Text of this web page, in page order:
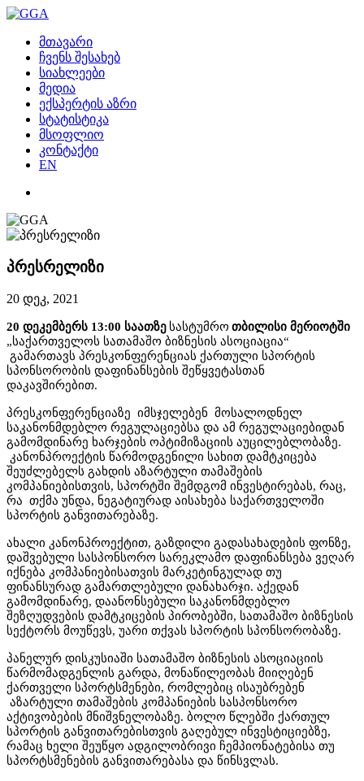
მთავარი
ჩვენს შესახებ
სიახლეები
მედია
ექსპერტის აზრი
სტატისტიკა
მსოფლიო
კონტაქტი
EN
პრესრელიზი
20 დეკ, 2021
20 დეკემბერს 13:00 საათზე სასტუმრო თბილისი მერიოტში
„საქართველოს სათამაშო ბიზნესის ასოციაცია“
გამართავს პრესკონფერენციას ქართული სპორტის
სპონსორობის დაფინანსების შეწყვეტასთან
დაკავშირებით.
პრესკონფერენციაზე იმსჯელებენ მოსალოდნელ
საკანონმდებლო რეგულაციებსა და ამ რეგულაციებიდან
გამომდინარე ხარჯების ოპტიმიზაციის აუცილებლობაზე.
კანონპროექტის წარმოდგენილი სახით დამტკიცება
შეუძლებელს გახდის აზარტული თამაშების
კომპანიებისთვის, სპორტში შემდგომ ინვესტირებას, რაც,
რა თქმა უნდა, ნეგატიურად აისახება საქართველოში
სპორტის განვითარებაზე.
ახალი კანონპროექტით, გაზდილი გადასახადების ფონზე,
დაშვებული სასპონსორო სარეკლამო დაფინანსება ვეღარ
იქნება კომპანიებისათვის მარკეტინგულად თუ
ფინანსურად გამართლებული დანახარჯი. აქედან
გამომდინარე, დაანონსებული საკანონმდებლო
შეზღუდვების დამტკიცების პირობებში, სათამაშო ბიზნესის
სექტორს მოუწევს, უარი თქვას სპორტის სპონსორობაზე.
პანელურ დისკუსიაში სათამაშო ბიზნესის ასოციაციის
წარმომადგენლის გარდა, მონაწილეობას მიიღებენ
ქართველი სპორტსმენები, რომლებიც ისაუბრებენ
აზარტული თამაშების კომპანიების სასპონსორო
აქტივობების მნიშვნელობაზე. ბოლო წლებში ქართულ
სპორტის განვითარებისთვის გაღებულ ინვესტიციებზე,
რამაც ხელი შეუწყო ადგილობრივი ჩემპიონატებისა თუ
სპორტსმენების განვითარებასა და წინსვლას.